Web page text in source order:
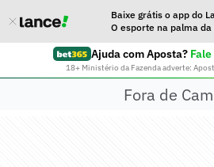
Baixe grátis o app do
O esporte na palma da
Ajuda com Aposta?
18+ Ministério da Fazenda adverte:
Fora de